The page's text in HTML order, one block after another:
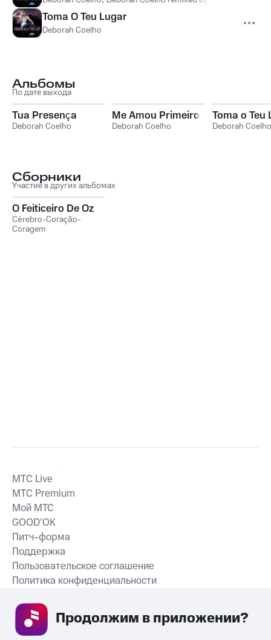
Toma O Teu Lugar
Deborah Coelho
Альбомы
По дате выхода
Tua Presença
Deborah Coelho
Me Amou Primeiro
Deborah Coelho
Toma o Teu
Deborah Coelho
Сборники
Участие в других альбомах
O Feiticeiro De Oz
Cérebro-Coração-
Coragem
СКАЧАТЬ ПРИЛОЖЕНИЕ
MTС Live
MTС Premium
Мой МТС
GOOD’OK
Питч-форма
Поддержка
Пользовательское соглашение
Политика конфиденциальности